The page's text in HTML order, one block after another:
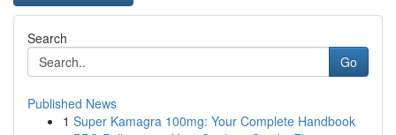
Search
Go
Published News
1 Super Kamagra 100mg: Your Complete Handbook